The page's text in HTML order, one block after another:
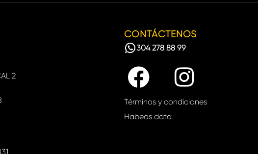
2
CONTÁCTENOS
304 278 88 99
Términos y condiciones
Habeas data